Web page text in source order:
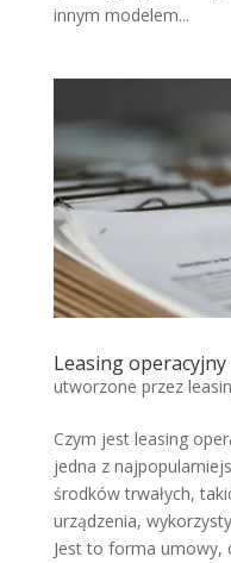
innym modelem...
Leasing
utworzone przez
Czym jest leasing
jedna z
środków trwałych,
urządzenia,
Jest to forma umowy,